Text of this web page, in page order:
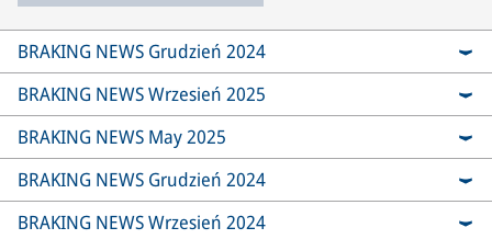
BRAKING NEWS Grudzień 2024
BRAKING NEWS Wrzesień 2025
BRAKING NEWS May 2025
BRAKING NEWS Grudzień 2024
BRAKING NEWS Wrzesień 2024